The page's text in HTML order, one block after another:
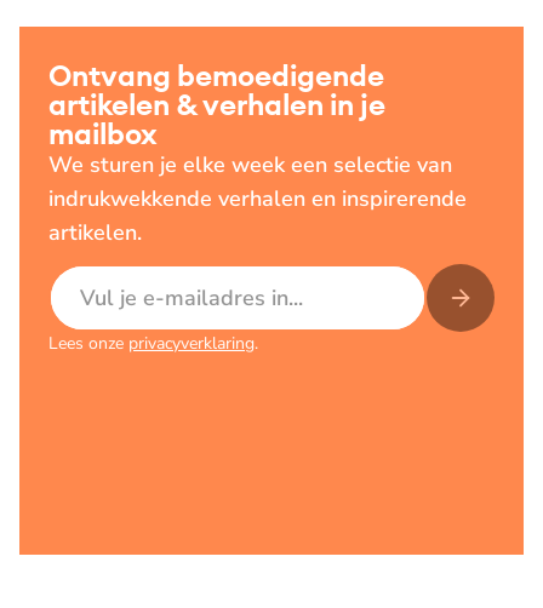
Ontvang bemoedigende
artikelen & verhalen in je
mailbox
We sturen je elke week een selectie van
indrukwekkende verhalen en inspirerende
artikelen.
E-mailadres
Lees onze privacyverklaring.